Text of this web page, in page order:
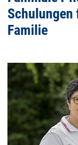
Schulungen
Familie